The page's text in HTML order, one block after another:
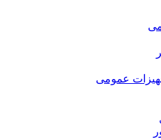
عمومی